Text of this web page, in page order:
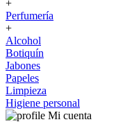
+
Perfumería
+
Alcohol
Botiquín
Jabones
Papeles
Limpieza
Higiene personal
Mi cuenta